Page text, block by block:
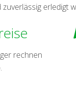
erledigt
rechnen